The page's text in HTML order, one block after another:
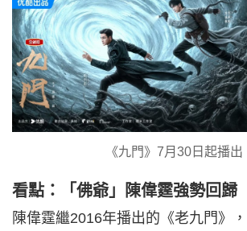
《九門》7月30日起播出
看點：「佛爺」陳偉霆強勢回歸
陳偉霆繼2016年播出的《老九門》